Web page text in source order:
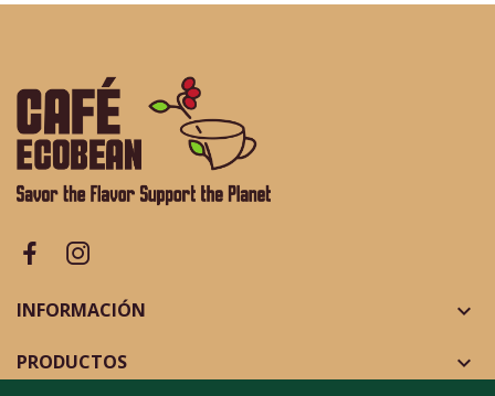
INFORMACIÓN 
PRODUCTOS 